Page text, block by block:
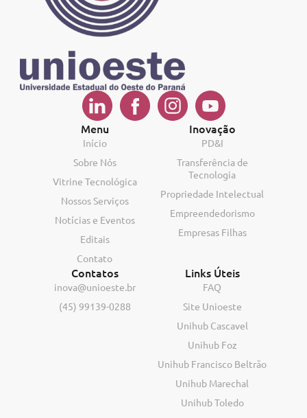
Menu
Início
Sobre Nós
Vitrine Tecnológica
Nossos Serviços
Notícias e Eventos
Editais
Contato
Inovação
PD&I
Transferência de
Tecnologia
Propriedade Intelectual
Empreendedorismo
Empresas Filhas
Contatos
inova@unioeste.br
(45) 99139-0288
Links Úteis
FAQ
Site Unioeste
Unihub Cascavel
Unihub Foz
Unihub Francisco Beltrão
Unihub Marechal
Unihub Toledo